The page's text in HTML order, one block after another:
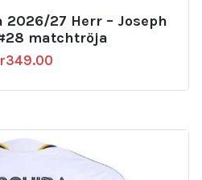
2026/27 Herr – Joseph
matchtröja
349.00